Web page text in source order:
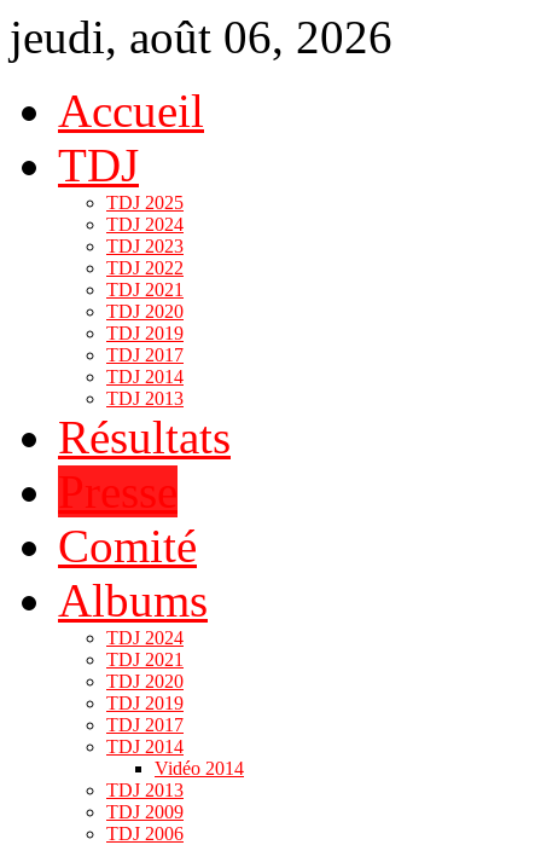
jeudi, août 06, 2026
Accueil
TDJ
TDJ 2025
TDJ 2024
TDJ 2023
TDJ 2022
TDJ 2021
TDJ 2020
TDJ 2019
TDJ 2017
TDJ 2014
TDJ 2013
Résultats
Presse
Comité
Albums
TDJ 2024
TDJ 2021
TDJ 2020
TDJ 2019
TDJ 2017
TDJ 2014
Vidéo 2014
TDJ 2013
TDJ 2009
TDJ 2006